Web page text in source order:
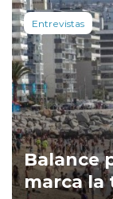
Entrevistas
Balance
marca la